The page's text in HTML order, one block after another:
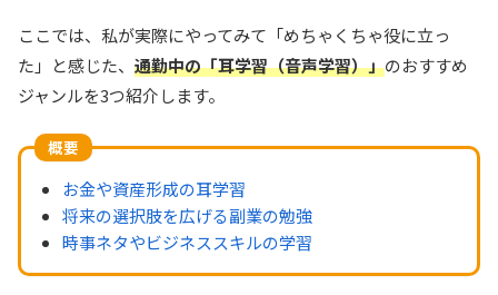
ここでは、私が実際にやってみて「めちゃくちゃ役に立っ
た」と感じた、 通勤中の「耳学習（音声学習）」のおすすめ
ジャンルを3つ紹介します。
概要
お金や資産形成の耳学習
将来の選択肢を広げる副業の勉強
時事ネタやビジネススキルの学習